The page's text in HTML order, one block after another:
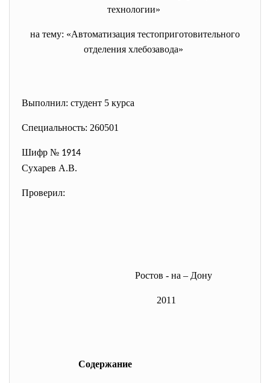
технологии»
на тему: «Автоматизация тестоприготовительного
отделения хлебозавода»
Выполнил: студент 5 курса
Специальность: 260501
Шифр № 1914
Сухарев А.В.
Проверил:
Ростов - на – Дону
2011
Содержание